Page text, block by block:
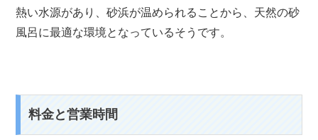
熱い水源があり、砂浜が温められることから、天然の砂
風呂に最適な環境となっているそうです。
料金と営業時間